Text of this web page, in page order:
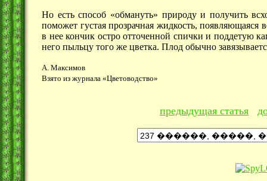
Но есть способ «обмануть» природу и получить
поможет густая прозрачная жидкость,
в нее кончик остро отточенной спички и поддетую
него пыльцу того же цветка. Плод обычно
А. Максимов
Взято из журнала «Цветоводство»
предыдущая статья